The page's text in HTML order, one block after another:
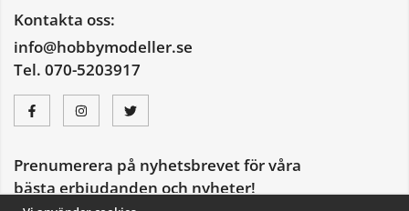
Kontakta oss:
info@hobbymodeller.se
Tel. 070-5203917
Prenumerera på nyhetsbrevet för våra
bästa erbjudanden och nyheter!